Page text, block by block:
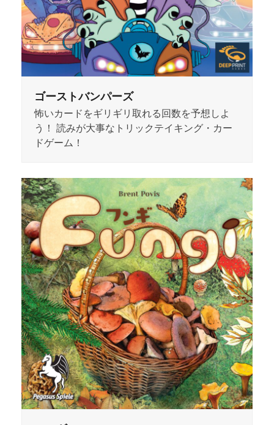
ゴーストバンパーズ
怖いカードをギリギリ取れる回数を予想しよ
う！ 読みが大事なトリックテイキング・カー
ドゲーム！